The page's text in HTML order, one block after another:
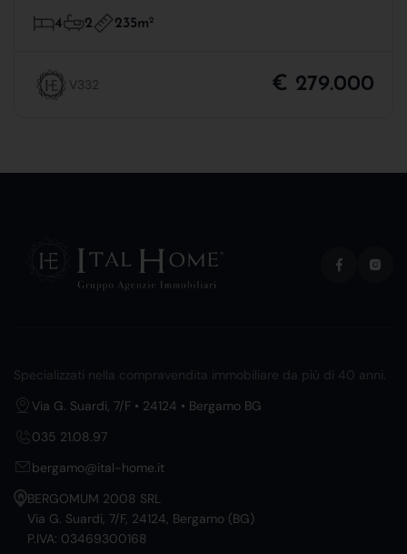
4 2 235m2
V332 € 279.000
Specializzati nella compravendita immobiliare da più di 40 anni.
Via G. Suardi, 7/F • 24124 • Bergamo BG
035 21.08.97
bergamo@ital-home.it
BERGOMUM 2008 SRL
Via G. Suardi, 7/F, 24124, Bergamo (BG)
P.IVA: 03469300168